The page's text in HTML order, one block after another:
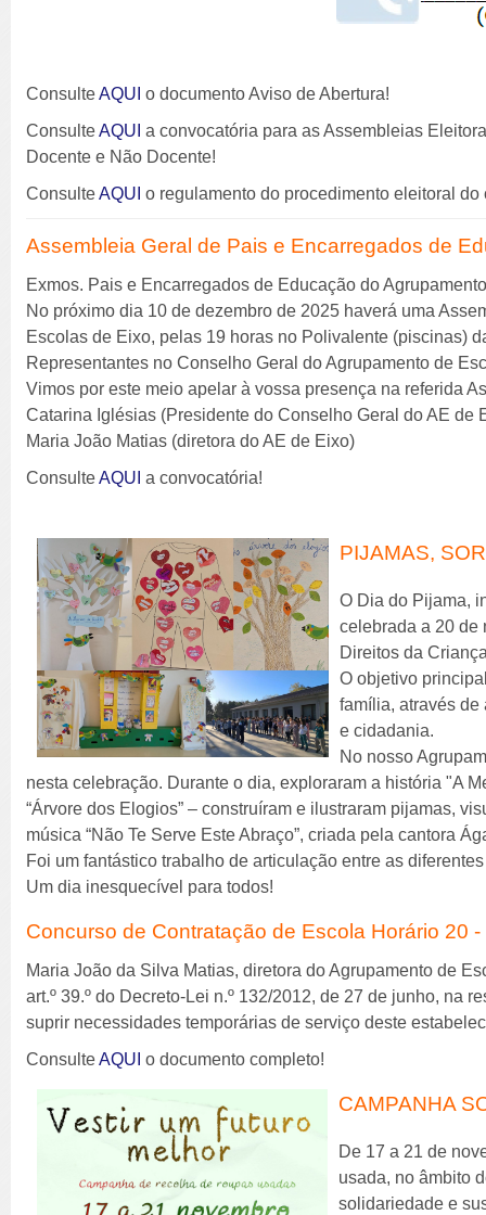
ConsulteAQUI o documento Aviso de Abertura!
ConsulteAQUI a convocatória para as Assembleias
Docente e Não Docente!
ConsulteAQUI o regulamento do procedimento eleitoral
Assembleia Geral de Pais e Encarregados de
Exmos. Pais e Encarregados de Educação do
No próximo dia 10 de dezembro de 2025 haverá uma
Escolas de Eixo, pelas 19 horas no Polivalente (piscinas)
Representantes no Conselho Geral do Agrupamento de
Vimos por este meio apelar à vossa presença na referida
Catarina Iglésias (Presidente do Conselho Geral do AE de
Maria João Matias (diretora do AE de Eixo)
ConsulteAQUI a convocatória!
PIJAMAS,
O Dia do Pijama,
celebrada a 20 de
Direitos da
O objetivo
família, através
e cidadania.
No nosso
nesta celebração. Durante o dia, exploraram a história "A
“Árvore dos Elogios” – construíram e ilustraram pijamas,
música “Não Te Serve Este Abraço”, criada pela cantora
Foi um fantástico trabalho de articulação entre as
Um dia inesquecível para todos!
Concurso de Contratação de Escola Horário 20
Maria João da Silva Matias, diretora do Agrupamento de
art.º 39.º do Decreto-Lei n.º 132/2012, de 27 de junho, na
suprir necessidades temporárias de serviço deste
ConsulteAQUIo documento completo!
CAMPANHA
De 17 a 21 de
usada, no âmbito
solidariedade e